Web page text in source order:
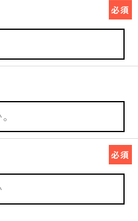
必須
必須